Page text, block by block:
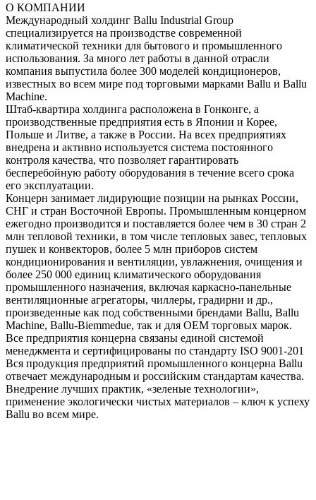
О КОМПАНИИ
Международный холдинг Ballu Industrial Group
специализируется на производстве современной
климатической техники для бытового и промышленного
использования. За много лет работы в данной отрасли
компания выпустила более 300 моделей кондиционеров,
известных во всем мире под торговыми марками Ballu и Ballu
Machine.
Штаб-квартира холдинга расположена в Гонконге, а
производственные предприятия есть в Японии и Корее,
Польше и Литве, а также в России. На всех предприятиях
внедрена и активно используется система постоянного
контроля качества, что позволяет гарантировать
бесперебойную работу оборудования в течение всего срока
его эксплуатации.
Концерн занимает лидирующие позиции на рынках России,
СНГ и стран Восточной Европы. Промышленным концерном
ежегодно производится и поставляется более чем в 30 стран 2
млн тепловой техники, в том числе тепловых завес, тепловых
пушек и конвекторов, более 5 млн приборов систем
кондиционирования и вентиляции, увлажнения, очищения и
более 250 000 единиц климатического оборудования
промышленного назначения, включая каркасно-панельные
вентиляционные агрегаторы, чиллеры, градирни и др.,
произведенные как под собственными брендами Ballu, Ballu
Machine, Ballu-Biemmedue, так и для OEM торговых марок.
Все предприятия концерна связаны единой системой
менеджмента и сертифицированы по стандарту ISO 9001-201
Вся продукция предприятий промышленного концерна Ballu
отвечает международным и российским стандартам качества.
Внедрение лучших практик, «зеленые технологии»,
применение экологически чистых материалов – ключ к успеху
Ballu во всем мире.